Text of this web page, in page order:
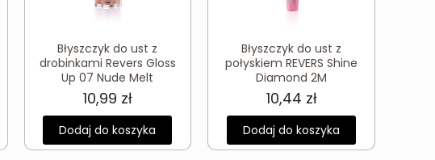
Błyszczyk do ust z
drobinkami Revers Gloss
Up 07 Nude Melt
10,99 zł
Dodaj do koszyka
Błyszczyk do ust z
połyskiem REVERS Shine
Diamond 2M
10,44 zł
Dodaj do koszyka